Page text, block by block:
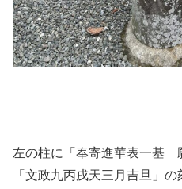
左の柱に「奉寄進華表一基
「文政九丙戌天三月吉旦」の